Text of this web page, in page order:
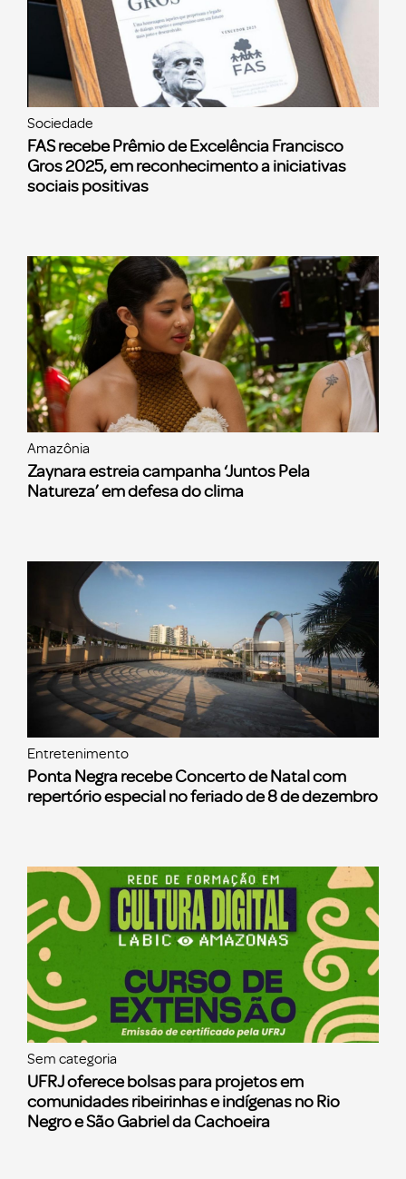
Sociedade
FAS recebe Prêmio de Excelência Francisco
Gros 2025, em reconhecimento a iniciativas
sociais positivas
Amazônia
Zaynara estreia campanha ‘Juntos Pela
Natureza’ em defesa do clima
Entretenimento
Ponta Negra recebe Concerto de Natal com
repertório especial no feriado de 8 de dezembro
Sem categoria
UFRJ oferece bolsas para projetos em
comunidades ribeirinhas e indígenas no Rio
Negro e São Gabriel da Cachoeira